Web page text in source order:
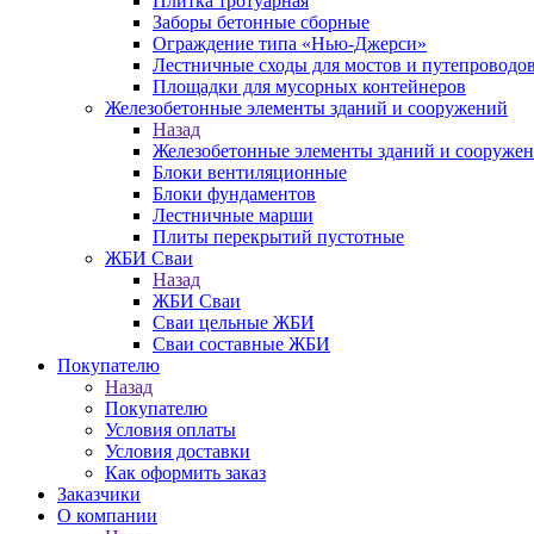
Заборы бетонные сборные
Ограждение типа «Нью-Джерси»
Лестничные сходы для мостов и путепроводов
Площадки для мусорных контейнеров
Железобетонные элементы зданий и сооружений
Назад
Железобетонные элементы зданий и
Блоки вентиляционные
Блоки фундаментов
Лестничные марши
Плиты перекрытий пустотные
ЖБИ Сваи
Назад
ЖБИ Сваи
Сваи цельные ЖБИ
Сваи составные ЖБИ
Покупателю
Назад
Покупателю
Условия оплаты
Условия доставки
Как оформить заказ
Заказчики
О компании